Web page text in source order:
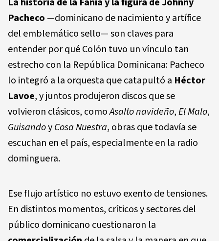
Pacheco —dominicano de nacimiento y artífice
del emblemático sello— son claves para
entender por qué Colón tuvo un vínculo tan
estrecho con la República Dominicana: Pacheco
lo integró a la orquesta que catapultó a Héctor
Lavoe, y juntos produjeron discos que se
volvieron clásicos, comoAsalto navideño,El Malo,
GuisandoyCosa Nuestra, obras que todavía se
escuchan en el país, especialmente en la radio
dominguera.
Ese flujo artístico no estuvo exento de tensiones.
En distintos momentos, críticos y sectores del
público dominicano cuestionaron la